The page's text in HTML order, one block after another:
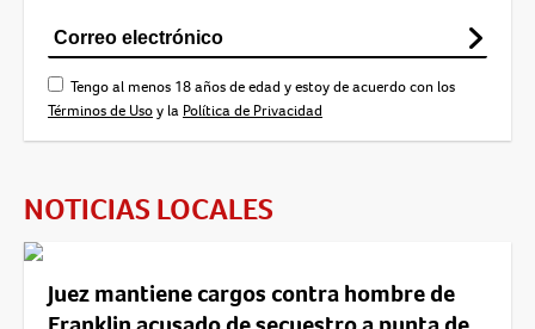
Tengo al menos 18 años de edad y estoy de acuerdo con los
Términos de Usoy la Política de Privacidad
NOTICIAS LOCALES
Juez mantiene cargos contra hombre de